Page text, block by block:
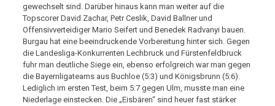
gewechselt sind. Darüber hinaus kann man weiter auf die
Topscorer David Zachar, Petr Ceslik, David Ballner und
Offensivverteidiger Mario Seifert und Benedek Radvanyi bauen.
Burgau hat eine beeindruckende Vorbereitung hinter sich. Gegen
die Landesliga-Konkurrenten Lechbruck und Fürstenfeldbruck
fuhr man deutliche Siege ein, ebenso erfolgreich war man gegen
die Bayernligateams aus Buchloe (5:3) und Königsbrunn (5:6).
Lediglich im ersten Test, beim 5:7 gegen Ulm, musste man eine
Niederlage einstecken. Die „Eisbären“ sind heuer fast stärker